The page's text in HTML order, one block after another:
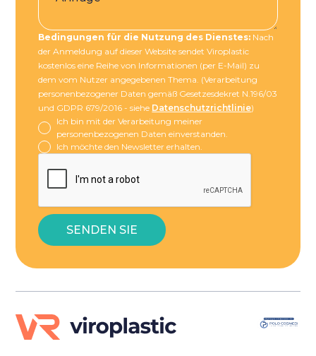
Bedingungen für die Nutzung des Dienstes: Nach
der Anmeldung auf dieser Website sendet Viroplastic
kostenlos eine Reihe von Informationen (per E-Mail) zu
dem vom Nutzer angegebenen Thema. (Verarbeitung
personenbezogener Daten gemäß Gesetzesdekret N.196/03
und GDPR 679/2016 - siehe Datenschutzrichtlinie)
Ich bin mit der Verarbeitung meiner
personenbezogenen Daten einverstanden.
Ich möchte den Newsletter erhalten.